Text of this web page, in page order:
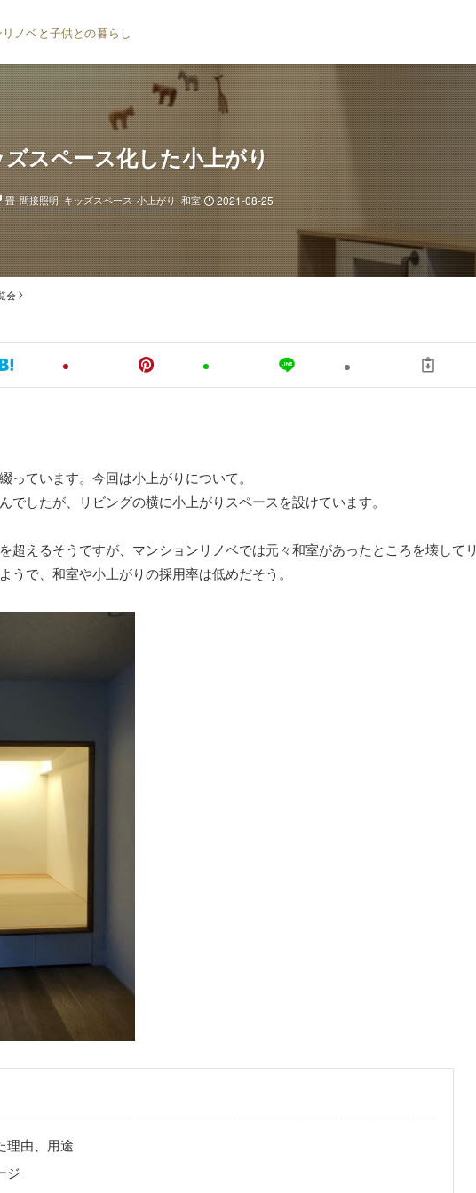
ノベと子供との暮らし
ズスペース化した小上がり
畳 間接照明 キッズスペース 小上がり 和室 2021-08-25
会
っています。今回は小上がりについて。
でしたが、リビングの横に小上がりスペースを設けています。
超えるそうですが、マンションリノベでは元々和室があったところを壊してリ
うで、和室や小上がりの採用率は低めだそう。
理由、用途
ジ